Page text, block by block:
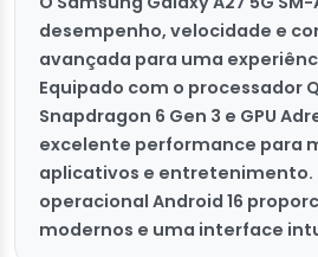
desempenho, velocidade e
avançada para uma
Equipado com o processador
Snapdragon 6 Gen 3 e GPU
excelente performance para
aplicativos e entretenimento.
operacional Android 16
modernos e uma interface